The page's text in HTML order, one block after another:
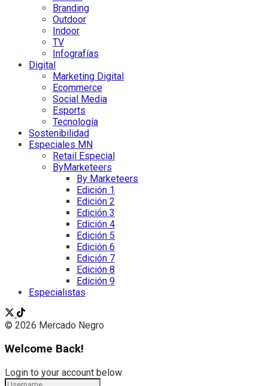
Branding
Outdoor
Indoor
TV
Infografías
Digital
Marketing Digital
Ecommerce
Social Media
Esports
Tecnología
Sostenibilidad
Especiales MN
Retail Especial
ByMarketeers
By Marketeers
Edición 1
Edición 2
Edición 3
Edición 4
Edición 5
Edición 6
Edición 7
Edición 8
Edición 9
Especialistas
© 2026 Mercado Negro
Welcome Back!
Login to your account below